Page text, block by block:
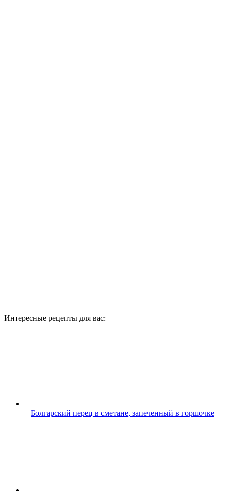
Интересные рецепты для вас:
Болгарский перец в сметане, запеченный в горшочке